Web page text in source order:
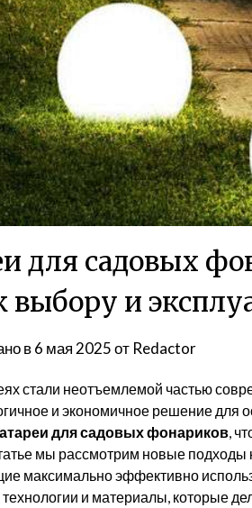
для садовых
выбору и
в6 мая 2025от Redactor
стали неотъемлемой частью
и экономичное решение для
для садовых фонариков ,
мы рассмотрим новые подходы
максимально эффективно
и материалы, которые